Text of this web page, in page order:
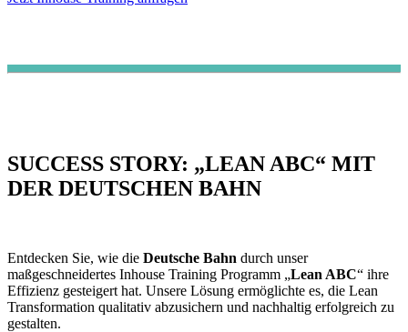
SUCCESS STORY: „LEAN ABC“ MIT
DER DEUTSCHEN BAHN
Entdecken Sie, wie die Deutsche Bahn durch unser
maßgeschneidertes Inhouse Training Programm „Lean ABC“ ihre
Effizienz gesteigert hat. Unsere Lösung ermöglichte es, die Lean
Transformation qualitativ abzusichern und nachhaltig erfolgreich zu
gestalten.